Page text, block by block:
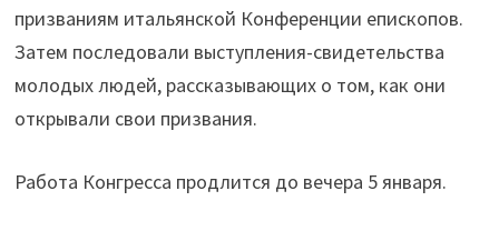
призваниям итальянской Конференции епископов.
Затем последовали выступления-свидетельства
молодых людей, рассказывающих о том, как они
открывали свои призвания.
Работа Конгресса продлится до вечера 5 января.